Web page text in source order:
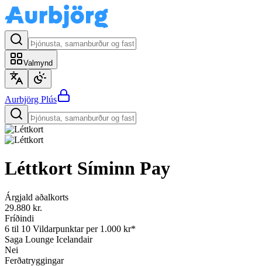
Valmynd
Aurbjörg Plús
Léttkort Síminn Pay
Árgjald aðalkorts
29.880 kr.
Fríðindi
6 til 10 Vildarpunktar per 1.000 kr*
Saga Lounge Icelandair
Nei
Ferðatryggingar